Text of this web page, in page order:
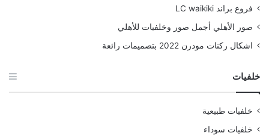
فروع براند LC waikiki
صور الأهلي أجمل صور وخلفيات للأهلي
اشكال ركنات مودرن 2022 بتصميمات رائعة
خلفيات
خلفيات طبيعية
خلفيات سوداء